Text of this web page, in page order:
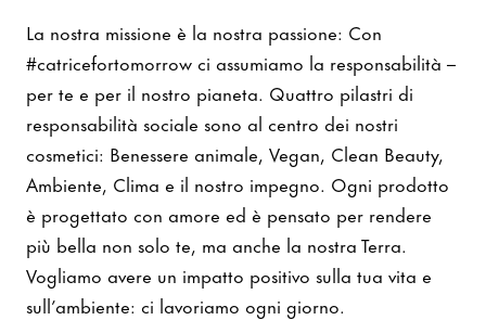
La nostra missione è la nostra passione: Con
#catricefortomorrow ci assumiamo la responsabilità –
per te e per il nostro pianeta. Quattro pilastri di
responsabilità sociale sono al centro dei nostri
cosmetici: Benessere animale, Vegan, Clean Beauty,
Ambiente, Clima e il nostro impegno. Ogni prodotto
è progettato con amore ed è pensato per rendere
più bella non solo te, ma anche la nostra Terra.
Vogliamo avere un impatto positivo sulla tua vita e
sull’ambiente: ci lavoriamo ogni giorno.